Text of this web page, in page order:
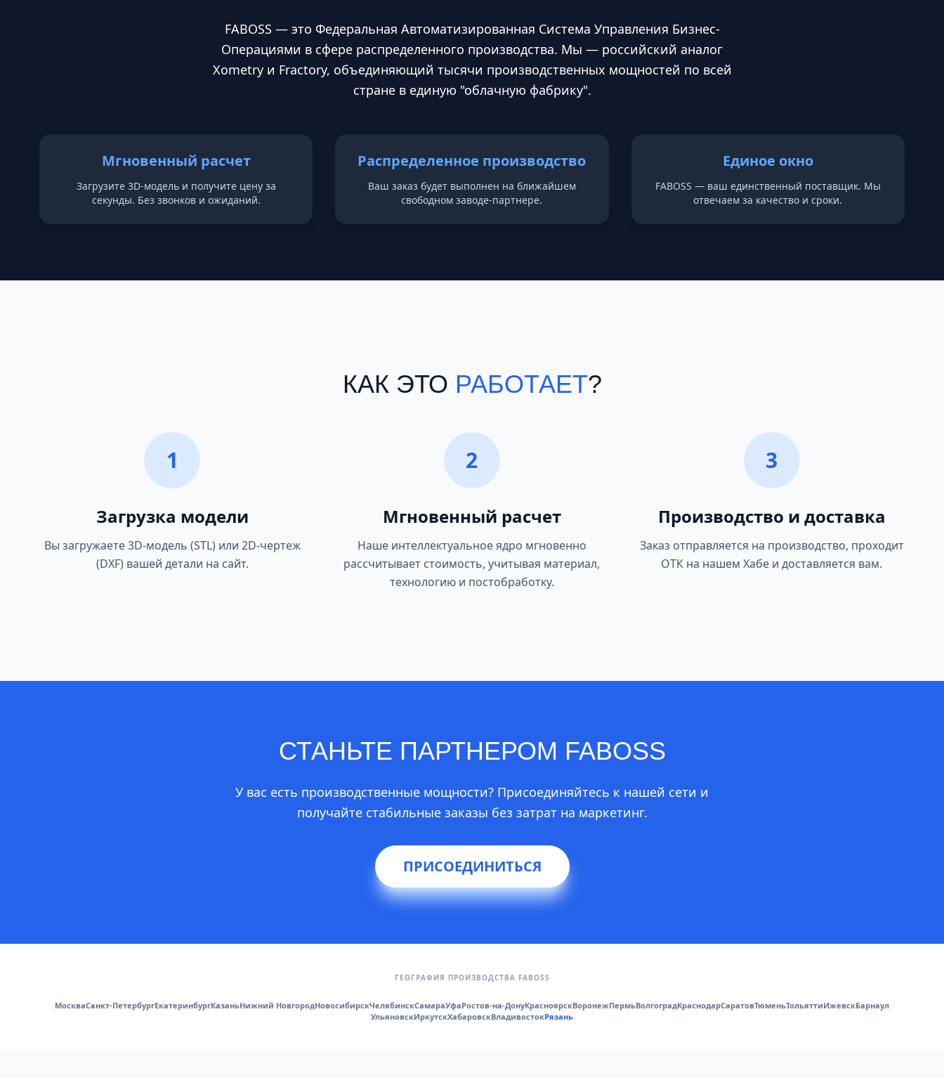
FABOSS — это Федеральная Автоматизированная Система Управления Бизнес-
Операциями в сфере распределенного производства. Мы — российский аналог
Xometry и Fractory, объединяющий тысячи производственных мощностей по всей
стране в единую "облачную фабрику".
Мгновенный расчет
Загрузите 3D-модель и получите цену за
секунды. Без звонков и ожиданий.
Распределенное производство
Ваш заказ будет выполнен на ближайшем
свободном заводе-партнере.
Единое окно
FABOSS — ваш единственный поставщик. Мы
отвечаем за качество и сроки.
КАК ЭТО РАБОТАЕТ?
1
Загрузка модели
Вы загружаете 3D-модель (STL) или 2D-чертеж
(DXF) вашей детали на сайт.
2
Мгновенный расчет
Наше интеллектуальное ядро мгновенно
рассчитывает стоимость, учитывая материал,
технологию и постобработку.
3
Производство и доставка
Заказ отправляется на производство, проходит
ОТК на нашем Хабе и доставляется вам.
СТАНЬТЕ ПАРТНЕРОМ FABOSS
У вас есть производственные мощности? Присоединяйтесь к нашей сети и
получайте стабильные заказы без затрат на маркетинг.
ПРИСОЕДИНИТЬСЯ
ГЕОГРАФИЯ ПРОИЗВОДСТВА FABOSS
МоскваСанкт-ПетербургЕкатеринбургКазаньНижний НовгородНовосибирскЧелябинскСамараУфаРостов-на-ДонуКрасноярскВоронежПермьВолгоградКраснодарСаратовТюменьТольяттиИжевскБарнаул
УльяновскИркутскХабаровскВладивостокРязань